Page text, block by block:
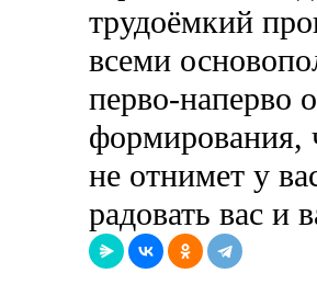
трудоёмкий
всеми
перво-наперво
формирования,
не отнимет у
радовать вас и